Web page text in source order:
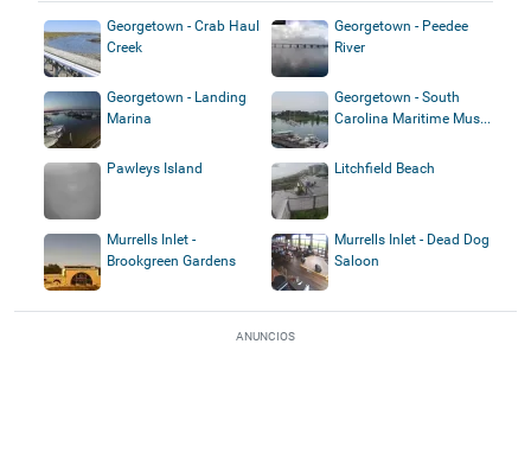
Georgetown - Crab Haul
Creek
Georgetown - Peedee
River
Georgetown - Landing
Marina
Georgetown - South
Carolina Maritime Mus...
Pawleys Island Litchfield Beach
Murrells Inlet -
Brookgreen Gardens
Murrells Inlet - Dead Dog
Saloon
ANUNCIOS